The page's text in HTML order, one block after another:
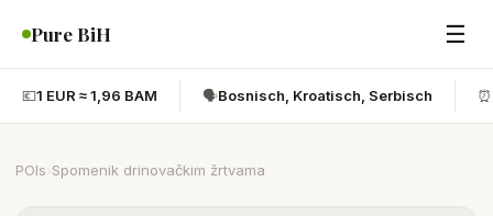
Pure BiH ☰
💶1 EUR ≈ 1,96 BAM 🗣️Bosnisch, Kroatisch, Serbisch ⏰
POIs Spomenik drinovačkim žrtvama